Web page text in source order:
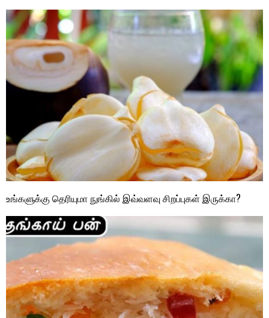
உங்களுக்கு தெரியுமா நுங்கில் இவ்வளவு சிறப்புகள் இருக்கா?